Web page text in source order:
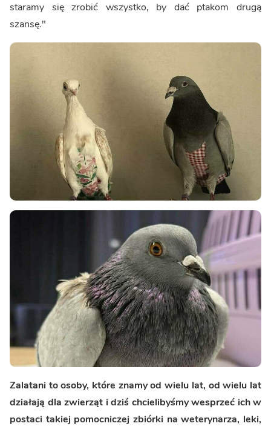
staramy się zrobić wszystko, by dać ptakom drugą
szansę."
Zalatani to osoby, które znamy od wielu lat, od wielu lat
działają dla zwierząt i dziś chcielibyśmy wesprzeć ich w
postaci takiej pomocniczej zbiórki na weterynarza, leki,